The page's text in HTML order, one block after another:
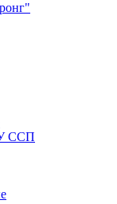
ССП